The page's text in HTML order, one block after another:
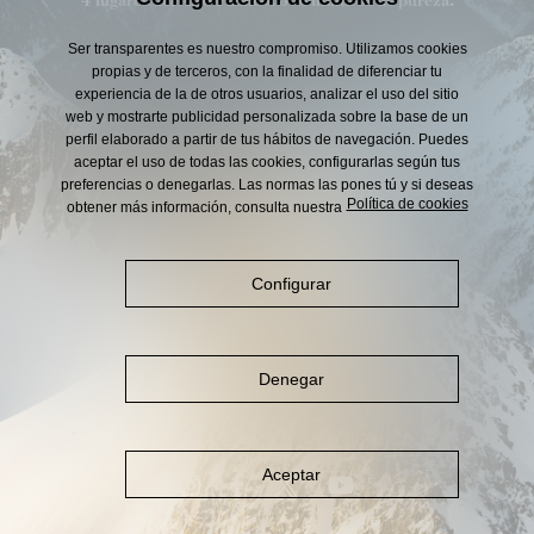
Empieza a explorar
Aguas de San Martín de Veri S.A.
Ser transparentes es nuestro compromiso. Utilizamos cookies
propias y de terceros, con la finalidad de diferenciar tu
experiencia de la de otros usuarios, analizar el uso del sitio
web y mostrarte publicidad personalizada sobre la base de un
perfil elaborado a partir de tus hábitos de navegación. Puedes
aceptar el uso de todas las cookies, configurarlas según tus
preferencias o denegarlas. Las normas las pones tú y si deseas
obtener más información, consulta nuestra Política de cookies
Configurar
Denegar
Aceptar